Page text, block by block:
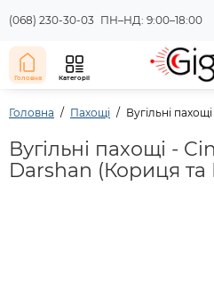
(068) 230-30-03 ПН–НД: 9:00–18:00
Головна Категорії
Головна Пахощі Вугільні
Вугільні пахощі -
Darshan (Кориця та